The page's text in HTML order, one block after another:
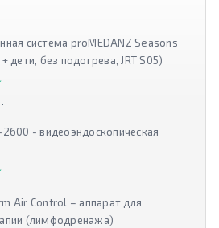
система proMEDANZ Seasons
дети, без подогрева, JRT S05)
- видеоэндоскопическая
Air Control – аппарат для
(лимфодренажа)